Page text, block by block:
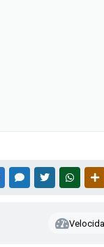
FACEBOOKMESSENGER
TWITTER